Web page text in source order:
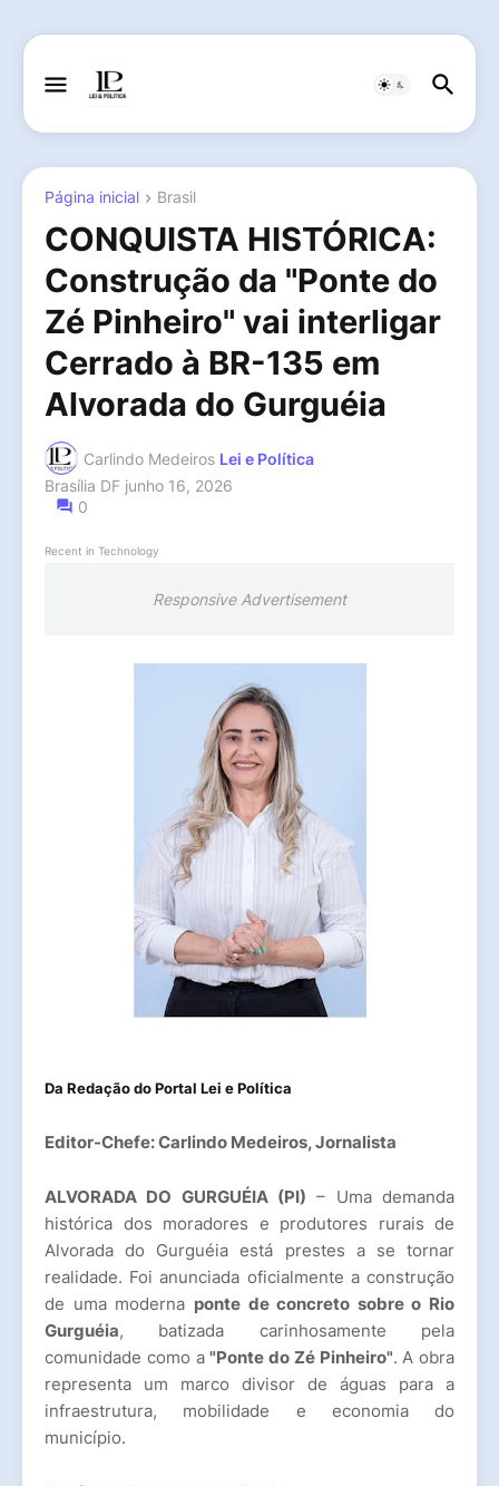
Página inicial Brasil
CONQUISTA HISTÓRICA:
Construção da "Ponte do
Zé Pinheiro" vai interligar
Cerrado à BR-135 em
Alvorada do Gurguéia
Carlindo Medeiros Lei e Política
Brasília DF junho 16, 2026
0
Recent in Technology
Responsive Advertisement
Da Redação doPortal Lei e Política
Editor-Chefe: Carlindo Medeiros, Jornalista
ALVORADA DO GURGUÉIA (PI) – Uma demanda
histórica dos moradores e produtores rurais de
Alvorada do Gurguéia está prestes a se tornar
realidade. Foi anunciada oficialmente a construção
de uma moderna ponte de concreto sobre o Rio
Gurguéia, batizada carinhosamente pela
comunidade como a"Ponte do Zé Pinheiro". A obra
representa um marco divisor de águas para a
infraestrutura, mobilidade e economia do
município.